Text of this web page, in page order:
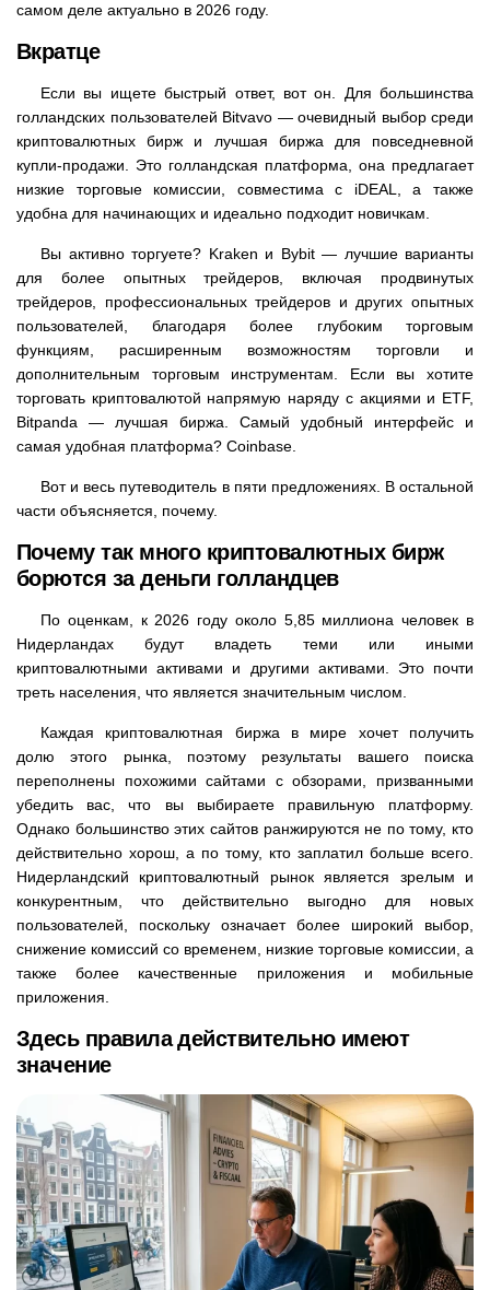
самом деле актуально в 2026 году.
Вкратце
Если вы ищете быстрый ответ, вот он. Для большинства
голландских пользователей Bitvavo — очевидный выбор среди
криптовалютных бирж и лучшая биржа для повседневной
купли-продажи. Это голландская платформа, она предлагает
низкие торговые комиссии, совместима с iDEAL, а также
удобна для начинающих и идеально подходит новичкам.
Вы активно торгуете? Kraken и Bybit — лучшие варианты
для более опытных трейдеров, включая продвинутых
трейдеров, профессиональных трейдеров и других опытных
пользователей, благодаря более глубоким торговым
функциям, расширенным возможностям торговли и
дополнительным торговым инструментам. Если вы хотите
торговать криптовалютой напрямую наряду с акциями и ETF,
Bitpanda — лучшая биржа. Самый удобный интерфейс и
самая удобная платформа? Coinbase.
Вот и весь путеводитель в пяти предложениях. В остальной
части объясняется, почему.
Почему так много криптовалютных бирж
борются за деньги голландцев
По оценкам, к 2026 году около 5,85 миллиона человек в
Нидерландах будут владеть теми или иными
криптовалютными активами и другими активами. Это почти
треть населения, что является значительным числом.
Каждая криптовалютная биржа в мире хочет получить
долю этого рынка, поэтому результаты вашего поиска
переполнены похожими сайтами с обзорами, призванными
убедить вас, что вы выбираете правильную платформу.
Однако большинство этих сайтов ранжируются не по тому, кто
действительно хорош, а по тому, кто заплатил больше всего.
Нидерландский криптовалютный рынок является зрелым и
конкурентным, что действительно выгодно для новых
пользователей, поскольку означает более широкий выбор,
снижение комиссий со временем, низкие торговые комиссии, а
также более качественные приложения и мобильные
приложения.
Здесь правила действительно имеют
значение